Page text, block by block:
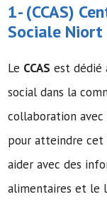
1- (CCAS)
Sociale Niort
Le CCAS est dédié
social dans la
collaboration
pour atteindre cet
aider avec des
alimentaires et le